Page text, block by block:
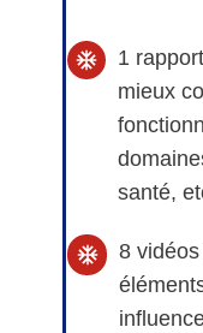
1
mieux
santé,
8